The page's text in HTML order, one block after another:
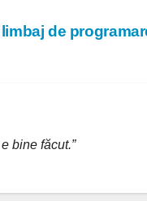
de
bine făcut.”